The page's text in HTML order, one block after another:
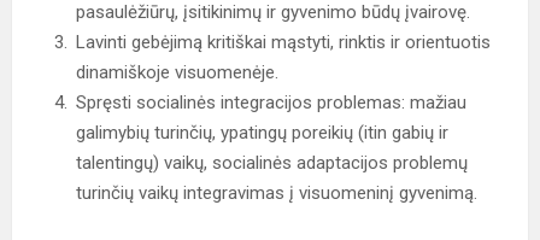
pasaulėžiūrų, įsitikinimų ir gyvenimo būdų įvairovę.
Lavinti gebėjimą kritiškai mąstyti, rinktis ir orientuotis
dinamiškoje visuomenėje.
Spręsti socialinės integracijos problemas: mažiau
galimybių turinčių, ypatingų poreikių (itin gabių ir
talentingų) vaikų, socialinės adaptacijos problemų
turinčių vaikų integravimas į visuomeninį gyvenimą.